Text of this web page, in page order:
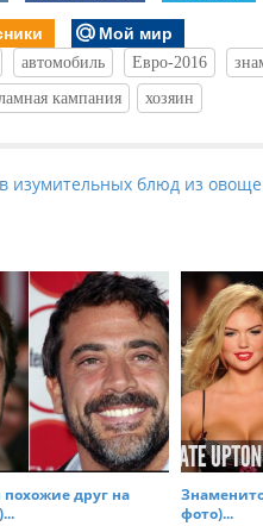
Мой мир
автомобиль Евро-2016
кампания хозяин
изумительных блюд из
друг на
фото)...